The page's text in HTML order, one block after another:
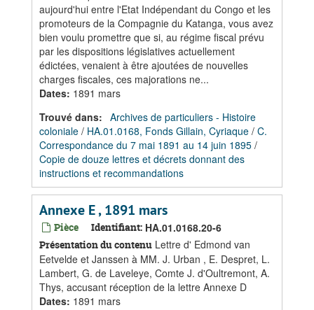
aujourd'hui entre l'Etat Indépendant du Congo et les
promoteurs de la Compagnie du Katanga, vous avez
bien voulu promettre que si, au régime fiscal prévu
par les dispositions législatives actuellement
édictées, venaient à être ajoutées de nouvelles
charges fiscales, ces majorations ne...
Dates: 1891 mars
Trouvé dans: Archives de particuliers - Histoire
coloniale / HA.01.0168, Fonds Gillain, Cyriaque / C.
Correspondance du 7 mai 1891 au 14 juin 1895 /
Copie de douze lettres et décrets donnant des
instructions et recommandations
Annexe E , 1891 mars
Pièce Identifiant: HA.01.0168.20-6
Présentation du contenu Lettre d' Edmond van
Eetvelde et Janssen à MM. J. Urban , E. Despret, L.
Lambert, G. de Laveleye, Comte J. d'Oultremont, A.
Thys, accusant réception de la lettre Annexe D
Dates: 1891 mars